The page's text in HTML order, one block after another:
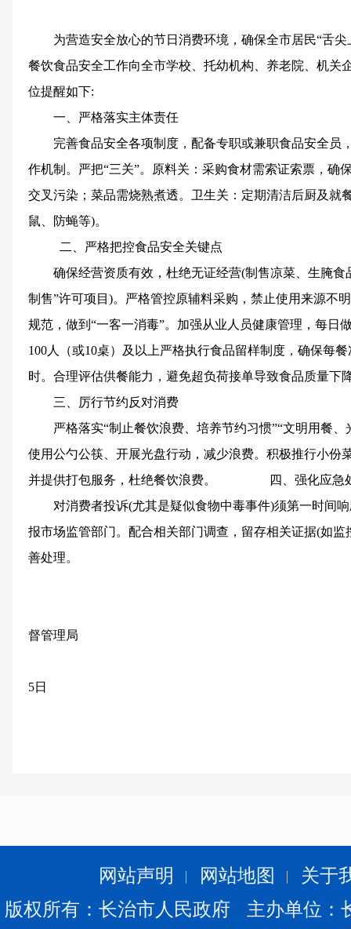
为营造安全放心的节日消费环境，确保全市居民“舌
餐饮食品安全工作向全市学校、托幼机构、养老院、机关
位提醒如下:
一、严格落实主体责任
完善食品安全各项制度，配备专职或兼职食品安全员
作机制。严把“三关”。原料关：采购食材需索证索票，确
交叉污染；菜品需烧熟煮透。卫生关：定期清洁后厨及就
鼠、防蝇等)。
二、严格把控食品安全关键点
确保经营资质有效，杜绝无证经营(制售凉菜、生腌食
制售”许可项目)。严格管控原辅料采购，禁止使用来源不
规范，做到“一客一消毒”。加强从业人员健康管理，每日
100人（或10桌）及以上严格执行食品留样制度，确保每
时。合理评估供餐能力，避免超负荷接单导致食品质量下
三、厉行节约反对消费
严格落实“制止餐饮浪费、培养节约习惯”“文明用餐
使用公勺公筷、开展光盘行动，减少浪费。积极推行小份
并提供打包服务，杜绝餐饮浪费。 四、强化应急
对消费者投诉(尤其是疑似食物中毒事件)须第一时间
报市场监管部门。配合相关部门调查，留存相关证据(如
善处理。
督管理局
5日
网站声明 网站地图
关于
版权所有：长治市人民政府 主办单位